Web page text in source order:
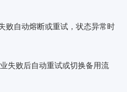
败自动熔断或重试，状态异常时
失败后自动重试或切换备用流